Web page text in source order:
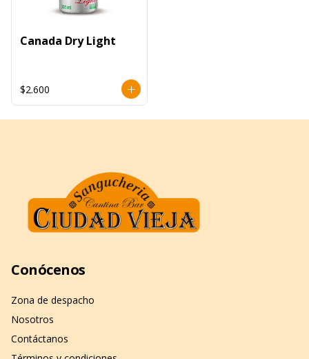
Canada Dry Light
$2.600
Conócenos
Zona de despacho
Nosotros
Contáctanos